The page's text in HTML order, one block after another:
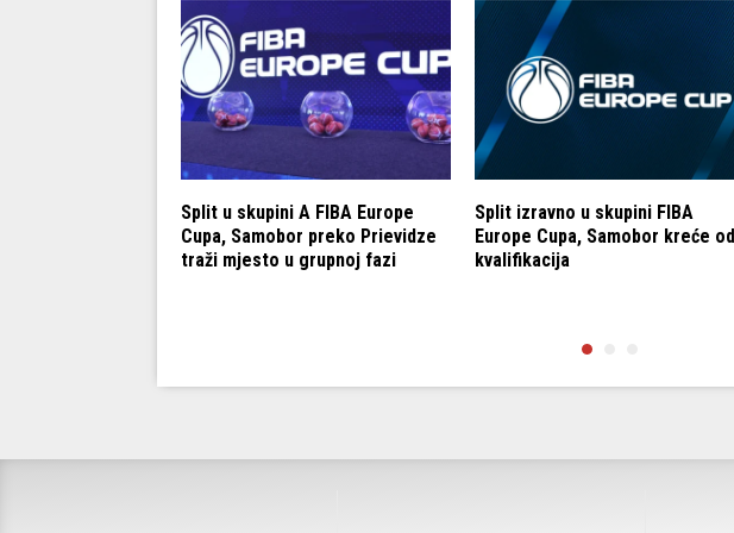
Split u skupini A FIBA Europe
Cupa, Samobor preko Prievidze
traži mjesto u grupnoj fazi
Split izravno u skupini FIBA
Europe Cupa, Samobor kreće od
kvalifikacija